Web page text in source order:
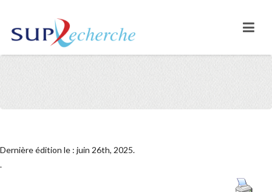
Dernière édition le : juin 26th, 2025.
.